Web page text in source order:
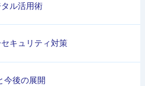
ル活用術
キュリティ対策
今後の展開